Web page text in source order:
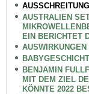
AUSTRALIEN
EIN BERICHTET
BENJAMIN
MIT DEM ZIEL
KÖNNTE 2022